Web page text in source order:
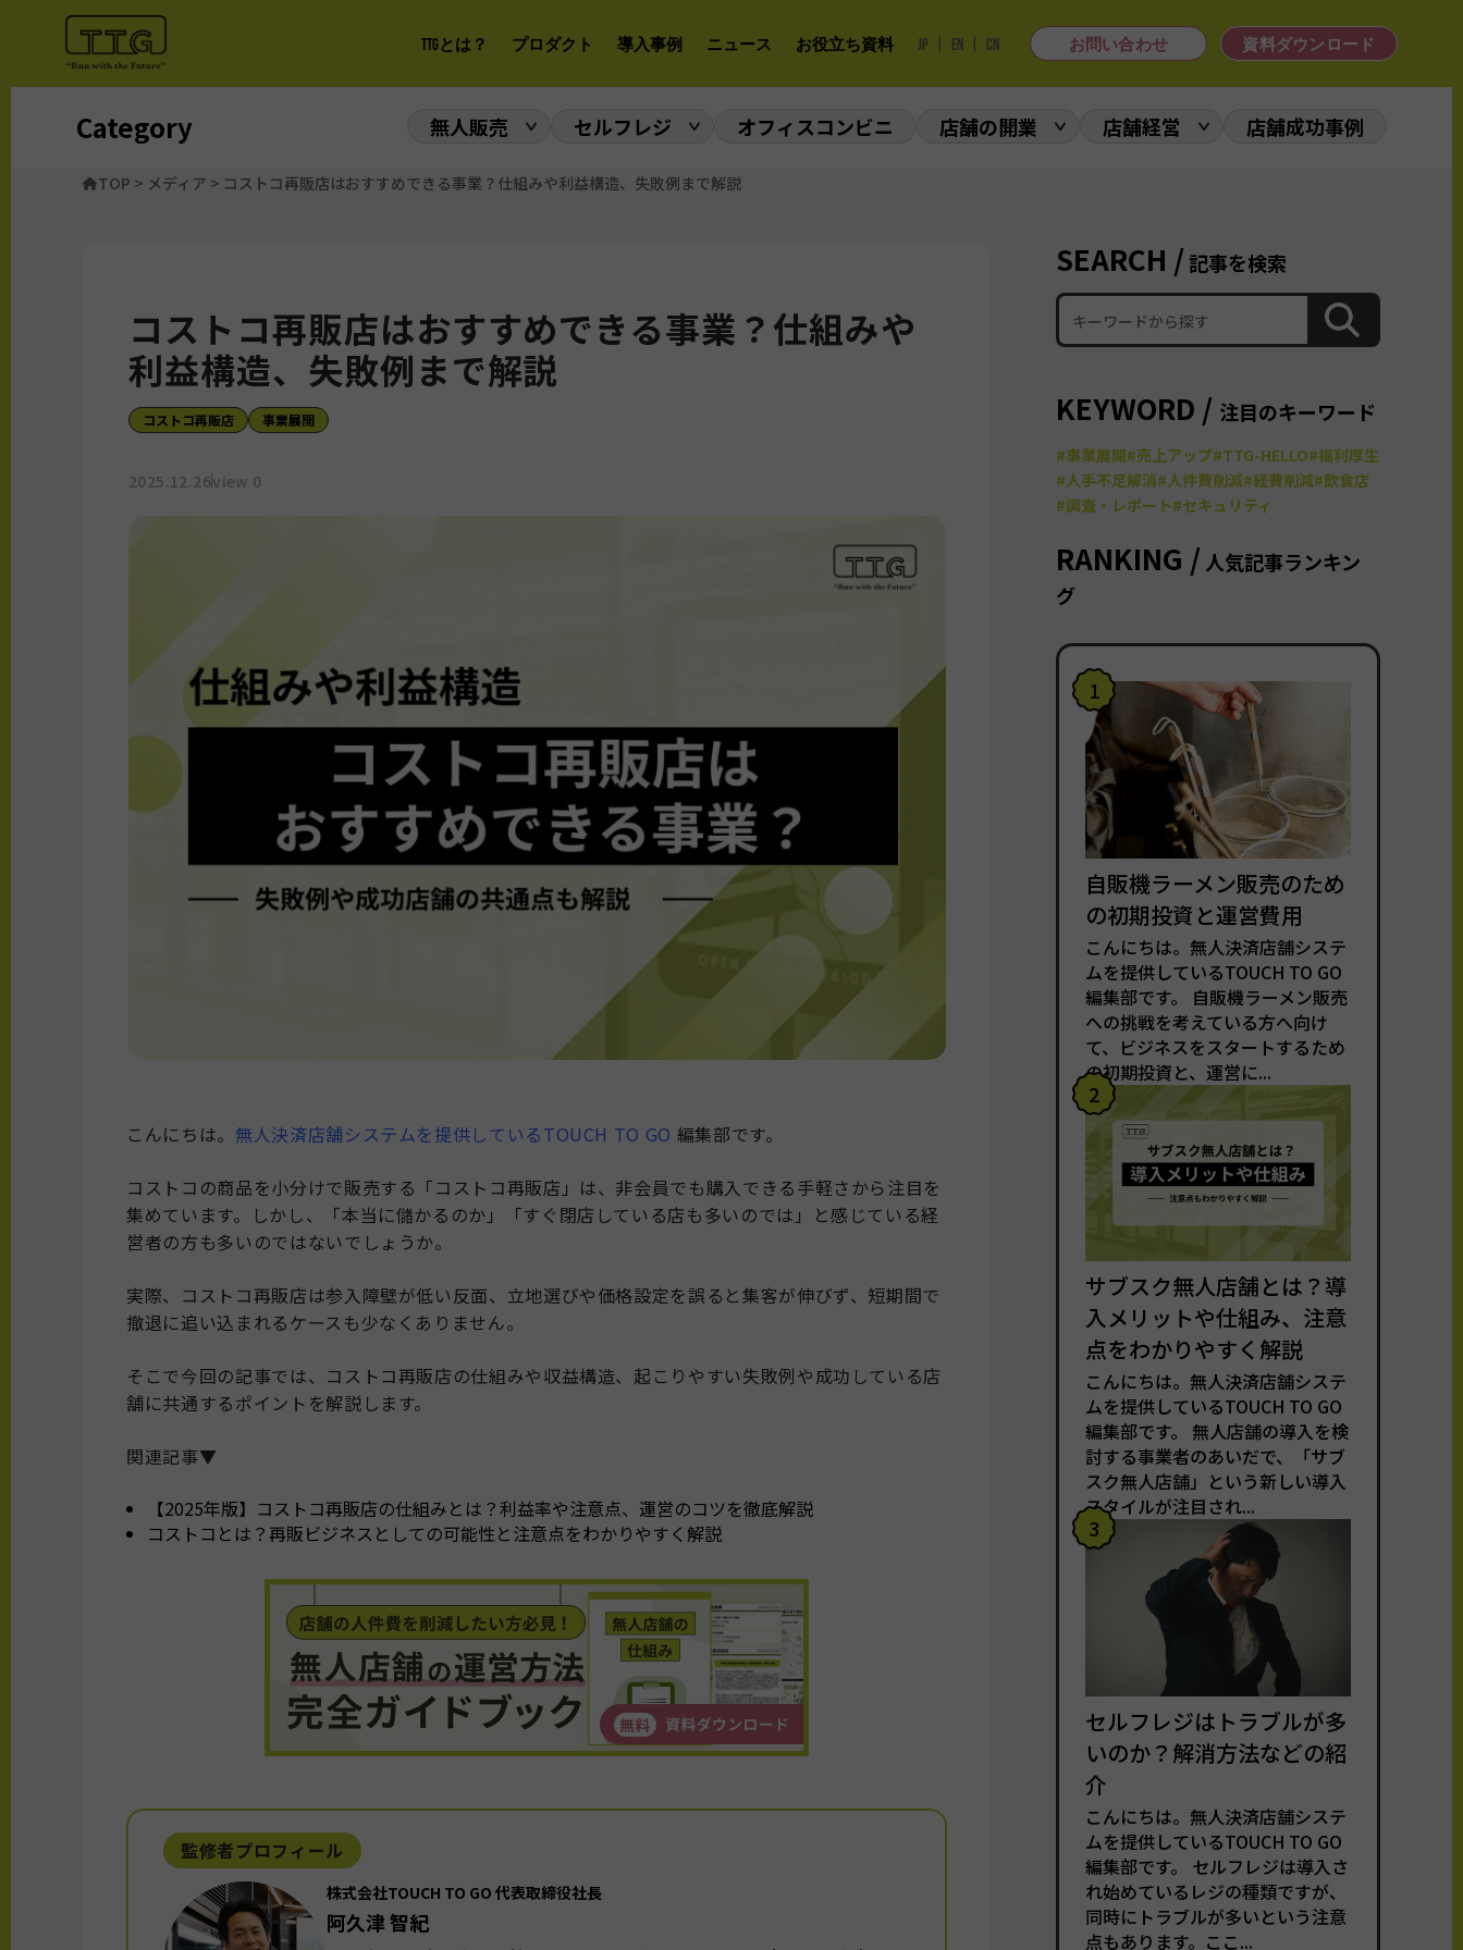
TTGとは？ プロダクト 導入事例 ニュース お役立ち資料 JP EN CN お問い合わせ 資料ダウンロード
Category 無人販売 セルフレジ オフィスコンビニ 店舗の開業 店舗経営 店舗成功事例
TOP > メディア > コストコ再販店はおすすめできる事業？仕組みや利益構造、失敗例まで解説
コストコ再販店はおすすめできる事業？仕組みや
利益構造、失敗例まで解説
コストコ再販店 事業展開
2025.12.26view 0
こんにちは。 無人決済店舗システムを提供しているTOUCH TO GO 編集部です。
コストコの商品を小分けで販売する「コストコ再販店」は、非会員でも購入できる手軽さから注目を
集めています。しかし、「本当に儲かるのか」「すぐ閉店している店も多いのでは」と感じている経
営者の方も多いのではないでしょうか。
実際、コストコ再販店は参入障壁が低い反面、立地選びや価格設定を誤ると集客が伸びず、短期間で
撤退に追い込まれるケースも少なくありません。
そこで今回の記事では、コストコ再販店の仕組みや収益構造、起こりやすい失敗例や成功している店
舗に共通するポイントを解説します。
関連記事▼
【2025年版】コストコ再販店の仕組みとは？利益率や注意点、運営のコツを徹底解説
コストコとは？再販ビジネスとしての可能性と注意点をわかりやすく解説
監修者プロフィール
株式会社TOUCH TO GO 代表取締役社長
阿久津 智紀
SEARCH /記事を検索
KEYWORD / 注目のキーワード
#事業展開#売上アップ#TTG-HELLO#福利厚生
#人手不足解消#人件費削減#経費削減#飲食店
#調査・レポート#セキュリティ
RANKING / 人気記事ランキン
グ
1
自販機ラーメン販売のため
の初期投資と運営費用
こんにちは。無人決済店舗システ
ムを提供しているTOUCH TO GO
編集部です。 自販機ラーメン販売
への挑戦を考えている方へ向け
て、ビジネスをスタートするため
の初期投資と、運営に...
2
サブスク無人店舗とは？導
入メリットや仕組み、注意
点をわかりやすく解説
こんにちは。無人決済店舗システ
ムを提供しているTOUCH TO GO
編集部です。 無人店舗の導入を検
討する事業者のあいだで、「サブ
スク無人店舗」という新しい導入
スタイルが注目され...
3
セルフレジはトラブルが多
いのか？解消方法などの紹
介
こんにちは。無人決済店舗システ
ムを提供しているTOUCH TO GO
編集部です。 セルフレジは導入さ
れ始めているレジの種類ですが、
同時にトラブルが多いという注意
点もあります。ここ...